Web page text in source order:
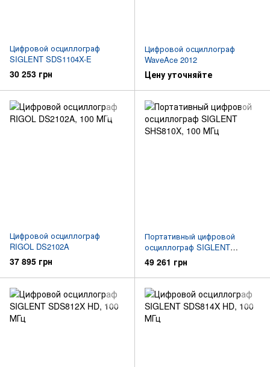
Цифровой осциллограф
SIGLENT SDS1104X-E
30 253 грн
Цифровой осциллограф
WaveAce 2012
Цену уточняйте
Цифровой осциллограф
RIGOL DS2102A
37 895 грн
Портативный цифровой
осциллограф SIGLENT
SHS810X
49 261 грн